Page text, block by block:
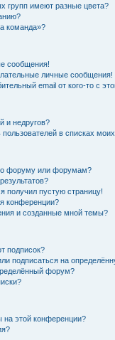
групп имеют разные цвета?
команда»?
сообщения!
личные сообщения!
email от кого-то с
и недругов?
в списках
форуму или форумам?
получил пустую страницу!
конференции?
и созданные мной темы?
подписок?
подписаться на
форум?
на этой конференции?